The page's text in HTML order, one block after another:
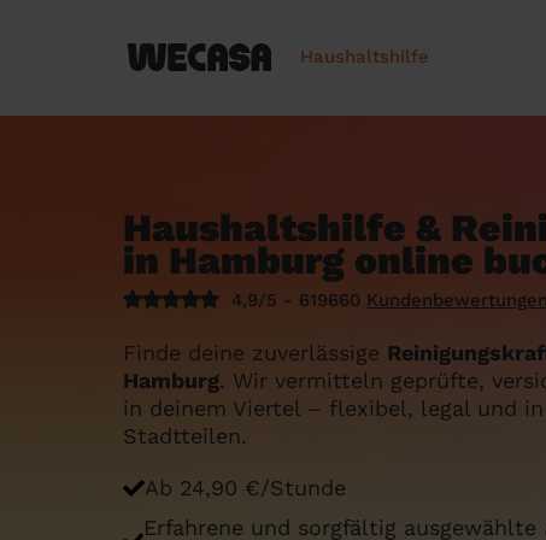
Haushaltshilfe
Haushaltshilfe &
in Hamburg online
4,9/5 - 619660 Kundenbewertungen
Finde deine zuverlässige
Hamburg. Wir vermitteln geprüfte,
in deinem Viertel – flexibel, legal und
Stadtteilen.
Ab 24,90 €/Stunde
Erfahrene und sorgfältig ausgewählte